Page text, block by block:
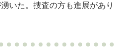
いた。捜査の方も進展があり